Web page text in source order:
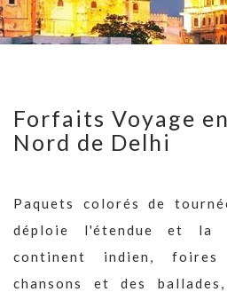
Forfaits Voyage
Nord de Delhi
Paquets colorés de
déploie l'étendue et la
continent indien,
chansons et des